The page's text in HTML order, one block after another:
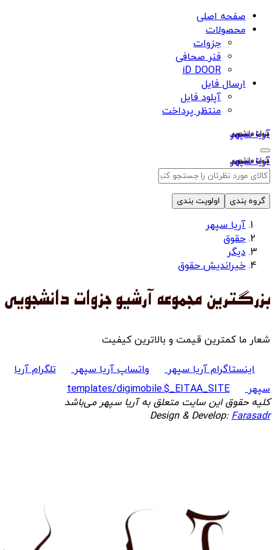
صفحه اصلی
محصولات
جزوات
فنر صحافی
iD DOOR
ارسال فایل
آپلود فایل
منتظر پرداخت
آریا سپهر
آریا سپهر
گروه بندی اولویت بندی
آریا سپهر
حقوق
دیگر
خیراندیش حقوق
شعار ما کمترین قیمت و بالاترین کیفیت
اینستاگرام آریا سپهر واتساپ آریا سپهر
تلگرام آریا
سپهر
templates/digimobile.$_EITAA_SITE
کلیه حقوق این سایت متعلق به آریا سپهر می‌باشد
Design & Develop:Farasadr